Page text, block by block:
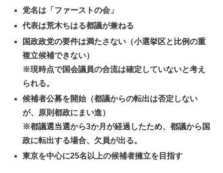
党名は「ファーストの会」
代表は荒木ちはる都議が兼ねる
国政政党の要件は満たさない（小選挙区と比例の重
複立候補できない）
※現時点で国会議員の合流は確定していないと考え
られる。
候補者公募を開始（都議からの転出は否定しない
が、原則都政にまい進）
※都議選当選から3か月が経過したため、都議から国
政に転出する場合、欠員が出る。
東京を中心に25名以上の候補者擁立を目指す